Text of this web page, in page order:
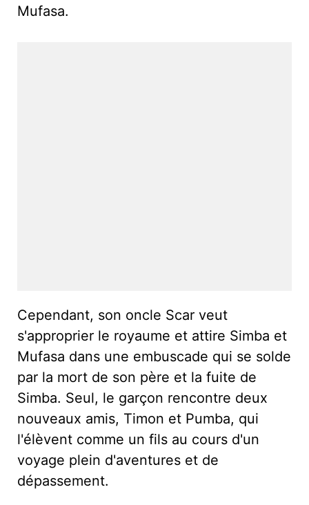
Mufasa.
Cependant, son oncle Scar veut
s'approprier le royaume et attire Simba et
Mufasa dans une embuscade qui se solde
par la mort de son père et la fuite de
Simba. Seul, le garçon rencontre deux
nouveaux amis, Timon et Pumba, qui
l'élèvent comme un fils au cours d'un
voyage plein d'aventures et de
dépassement.